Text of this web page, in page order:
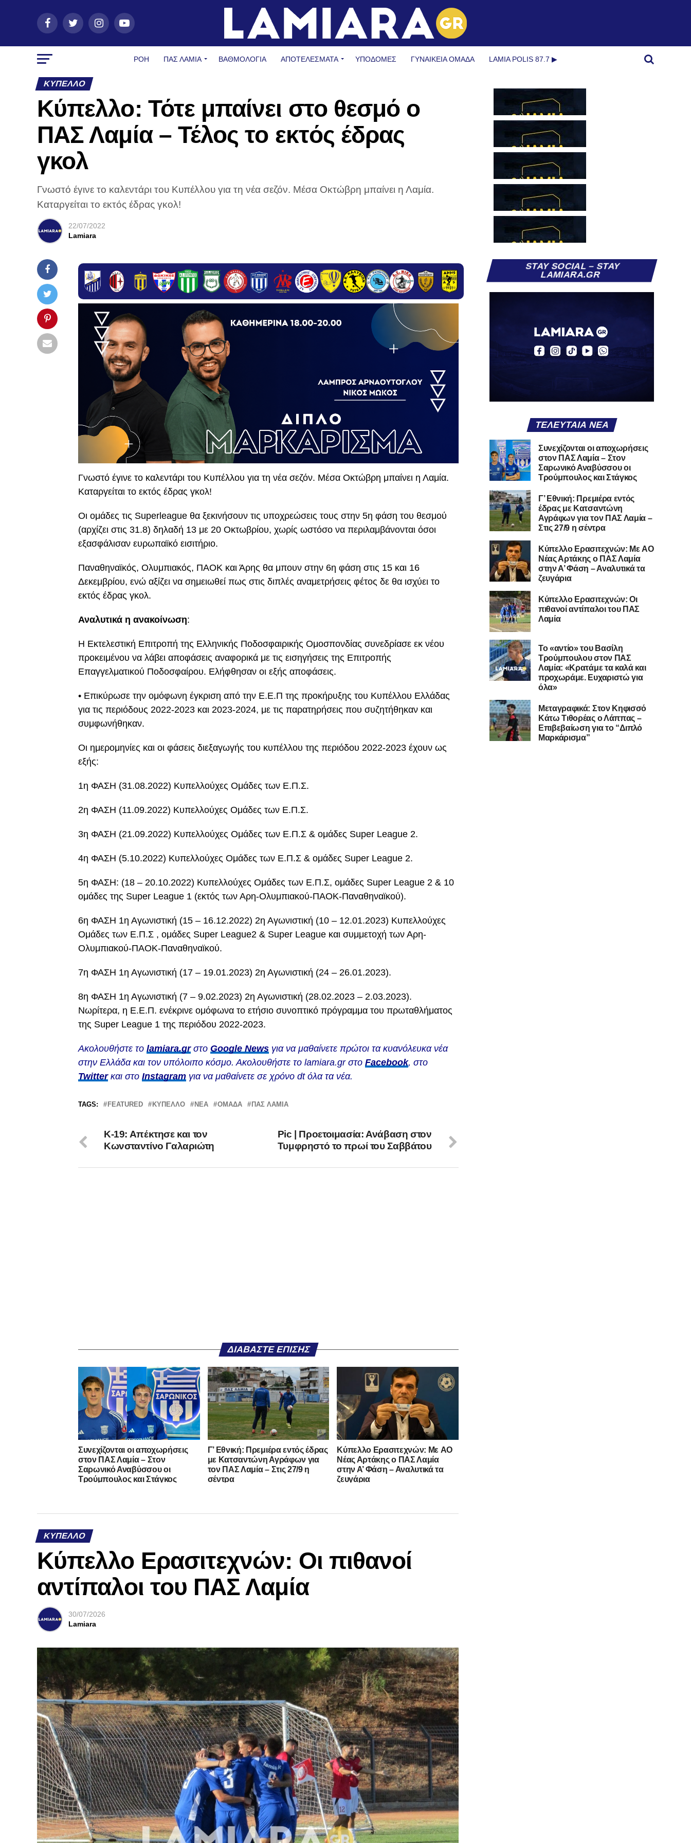
ΡΟΗ ΠΑΣ ΛΑΜΊΑ ΒΑΘΜΟΛΟΓΙΑ ΑΠΟΤΕΛΕΣΜΑΤΑ ΥΠΟΔΟΜΈΣ ΓΥΝΑΙΚΕΊΑ ΟΜΆΔΑ LAMIA POLIS 87.7 ▶︎
ΚΎΠΕΛΛΟ
Κύπελλο: Τότε μπαίνει στο θεσμό ο
ΠΑΣ Λαμία – Τέλος το εκτός έδρας
γκολ
Γνωστό έγινε το καλεντάρι του Κυπέλλου για τη νέα σεζόν. Μέσα Οκτώβρη μπαίνει η Λαμία.
Καταργείται το εκτός έδρας γκολ!
22/07/2022
Lamiara
Γνωστό έγινε το καλεντάρι του Κυπέλλου για τη νέα σεζόν. Μέσα Οκτώβρη μπαίνει η Λαμία.
Καταργείται το εκτός έδρας γκολ!
Οι ομάδες τις Superleague θα ξεκινήσουν τις υποχρεώσεις τους στην 5η φάση του θεσμού
(αρχίζει στις 31.8) δηλαδή 13 με 20 Οκτωβρίου, χωρίς ωστόσο να περιλαμβάνονται όσοι
εξασφάλισαν ευρωπαϊκό εισιτήριο.
Παναθηναϊκός, Ολυμπιακός, ΠΑΟΚ και Άρης θα μπουν στην 6η φάση στις 15 και 16
Δεκεμβρίου, ενώ αξίζει να σημειωθεί πως στις διπλές αναμετρήσεις φέτος δε θα ισχύει το
εκτός έδρας γκολ.
Αναλυτικά η ανακοίνωση:
H Εκτελεστική Επιτροπή της Ελληνικής Ποδοσφαιρικής Ομοσπονδίας συνεδρίασε εκ νέου
προκειμένου να λάβει αποφάσεις αναφορικά με τις εισηγήσεις της Επιτροπής
Επαγγελματικού Ποδοσφαίρου. Ελήφθησαν οι εξής αποφάσεις.
• Επικύρωσε την ομόφωνη έγκριση από την Ε.Ε.Π της προκήρυξης του Κυπέλλου Ελλάδας
για τις περιόδους 2022-2023 και 2023-2024, με τις παρατηρήσεις που συζητήθηκαν και
συμφωνήθηκαν.
Οι ημερομηνίες και οι φάσεις διεξαγωγής του κυπέλλου της περιόδου 2022-2023 έχουν ως
εξής:
1η ΦΑΣΗ (31.08.2022) Κυπελλούχες Ομάδες των Ε.Π.Σ.
2η ΦΑΣΗ (11.09.2022) Κυπελλούχες Ομάδες των Ε.Π.Σ.
3η ΦΑΣΗ (21.09.2022) Κυπελλούχες Ομάδες των Ε.Π.Σ & ομάδες Super League 2.
4η ΦΑΣΗ (5.10.2022) Κυπελλούχες Ομάδες των Ε.Π.Σ & ομάδες Super League 2.
5η ΦΑΣΗ: (18 – 20.10.2022) Κυπελλούχες Ομάδες των Ε.Π.Σ, ομάδες Super League 2 & 10
ομάδες της Super League 1 (εκτός των Αρη-Ολυμπιακού-ΠΑΟΚ-Παναθηναϊκού).
6η ΦΑΣΗ 1η Αγωνιστική (15 – 16.12.2022) 2η Αγωνιστική (10 – 12.01.2023) Κυπελλούχες
Ομάδες των Ε.Π.Σ , ομάδες Super League2 & Super League και συμμετοχή των Αρη-
Ολυμπιακού-ΠΑΟΚ-Παναθηναϊκού.
7η ΦΑΣΗ 1η Αγωνιστική (17 – 19.01.2023) 2η Αγωνιστική (24 – 26.01.2023).
8η ΦΑΣΗ 1η Αγωνιστική (7 – 9.02.2023) 2η Αγωνιστική (28.02.2023 – 2.03.2023).
Νωρίτερα, η Ε.Ε.Π. ενέκρινε ομόφωνα το ετήσιο συνοπτικό πρόγραμμα του πρωταθλήματος
της Super League 1 της περιόδου 2022-2023.
Ακολουθήστε το lamiara.grστο Google News για να μαθαίνετε πρώτοι τα κυανόλευκα νέα
στην Ελλάδα και τον υπόλοιπο κόσμο. Ακολουθήστε το lamiara.gr στο Facebook, στο
Twitterκαι στο Instagram για να μαθαίνετε σε χρόνο dt όλα τα νέα.
TAGS: FEATURED ΚΎΠΕΛΛΟ ΝΈΑ ΟΜΆΔΑ ΠΑΣ ΛΑΜΙΑ
Pic | Προετοιμασία: Ανάβαση στον
Τυμφρηστό το πρωί του Σαββάτου
Κ-19: Απέκτησε και τον
Κωνσταντίνο Γαλαριώτη
ΔΙΑΒΆΣΤΕ ΕΠΊΣΗΣ
Συνεχίζονται οι αποχωρήσεις
στον ΠΑΣ Λαμία – Στον
Σαρωνικό Αναβύσσου οι
Τρούμπουλος και Στάγκος
Γ’ Εθνική: Πρεμιέρα εντός έδρας
με Κατσαντώνη Αγράφων για
τον ΠΑΣ Λαμία – Στις 27/9 η
σέντρα
Kύπελλο Ερασιτεχνών: Με AO
Nέας Αρτάκης ο ΠΑΣ Λαμία
στην Α’ Φάση – Αναλυτικά τα
ζευγάρια
ΚΎΠΕΛΛΟ
Κύπελλο Ερασιτεχνών: Οι πιθανοί
αντίπαλοι του ΠΑΣ Λαμία
30/07/2026
Lamiara
STAY SOCIAL – STAY
LAMIARA.GR
ΤΕΛΕΥΤΑΊΑ ΝΈΑ
Συνεχίζονται οι αποχωρήσεις
στον ΠΑΣ Λαμία – Στον
Σαρωνικό Αναβύσσου οι
Τρούμπουλος και Στάγκος
Γ’ Εθνική: Πρεμιέρα εντός
έδρας με Κατσαντώνη
Αγράφων για τον ΠΑΣ Λαμία –
Στις 27/9 η σέντρα
Kύπελλο Ερασιτεχνών: Με AO
Nέας Αρτάκης ο ΠΑΣ Λαμία
στην Α’ Φάση – Αναλυτικά τα
ζευγάρια
Κύπελλο Ερασιτεχνών: Οι
πιθανοί αντίπαλοι του ΠΑΣ
Λαμία
Το «αντίο» του Βασίλη
Τρούμπουλου στον ΠΑΣ
Λαμία: «Κρατάμε τα καλά και
προχωράμε. Ευχαριστώ για
όλα»
Μεταγραφικά: Στον Κηφισσό
Κάτω Τιθορέας ο Λάππας –
Επιβεβαίωση για το “Διπλό
Μαρκάρισμα”